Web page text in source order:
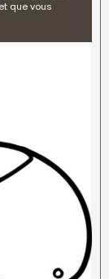
que vous